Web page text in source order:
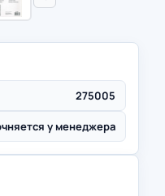
275005
у менеджера